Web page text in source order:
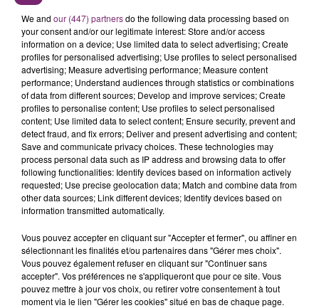
We and our (447) partnersdo the following data processing based on
your consent and/or our legitimate interest: Store and/or access
information on a device; Use limited data to select advertising; Create
profiles for personalised advertising; Use profiles to select personalised
advertising; Measure advertising performance; Measure content
performance; Understand audiences through statistics or combinations
of data from different sources; Develop and improve services; Create
profiles to personalise content; Use profiles to select personalised
content; Use limited data to select content; Ensure security, prevent and
detect fraud, and fix errors; Deliver and present advertising and content;
Save and communicate privacy choices. These technologies may
process personal data such as IP address and browsing data to offer
following functionalities: Identify devices based on information actively
requested; Use precise geolocation data; Match and combine data from
other data sources; Link different devices; Identify devices based on
information transmitted automatically.
Vous pouvez accepter en cliquant sur "Accepter et fermer", ou affiner en
sélectionnant les finalités et/ou partenaires dans "Gérer mes choix".
Vous pouvez également refuser en cliquant sur "Continuer sans
accepter". Vos préférences ne s'appliqueront que pour ce site. Vous
pouvez mettre à jour vos choix, ou retirer votre consentement à tout
moment via le lien "Gérer les cookies" situé en bas de chaque page.